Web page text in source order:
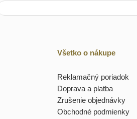
Všetko o nákupe
Reklamačný poriadok
Doprava a platba
Zrušenie objednávky
Obchodné podmienky